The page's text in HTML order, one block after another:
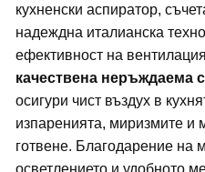
кухненски аспиратор,
надеждна италианска
ефективност на
качествена неръждаема
осигури чист въздух в
изпаренията, миризмите и
готвене. Благодарение на
осветлението и удобното